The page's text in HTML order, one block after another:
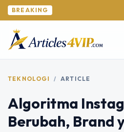
BREAKING
TEKNOLOGI / ARTICLE
Algoritma
Berubah, Brand